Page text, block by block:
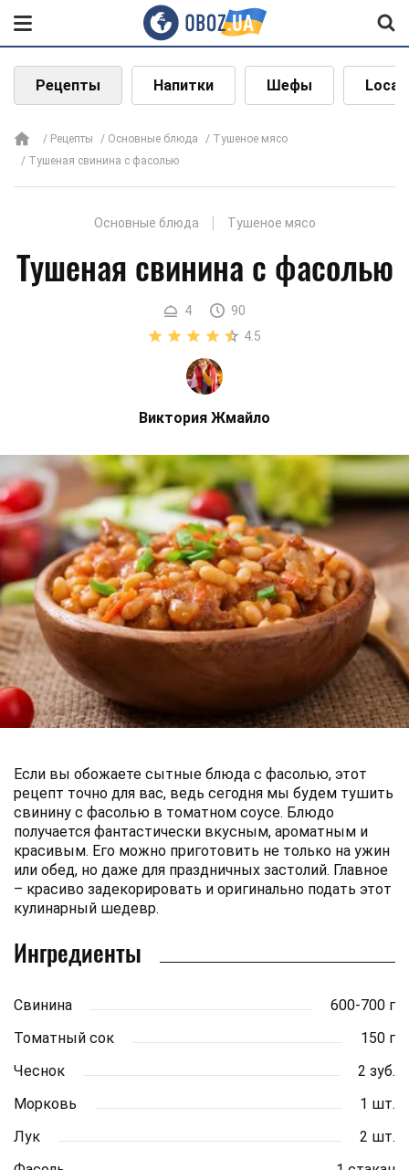
Рецепты Напитки Шефы Local
Рецепты Основные блюда
Тушеное мясо
Тушеная свинина с фасолью
Основные блюда Тушеное мясо
Тушеная свинина с фасолью
4
90
4.5
Виктория Жмайло
Если вы обожаете сытные блюда с фасолью, этот
рецепт точно для вас, ведь сегодня мы будем тушить
свинину с фасолью в томатном соусе. Блюдо
получается фантастически вкусным, ароматным и
красивым. Его можно приготовить не только на ужин
или обед, но даже для праздничных застолий. Главное
– красиво задекорировать и оригинально подать этот
кулинарный шедевр.
Ингредиенты
Свинина
600-700 г
Томатный сок
150 г
Чеснок
2 зуб.
Морковь
1 шт.
Лук
2 шт.